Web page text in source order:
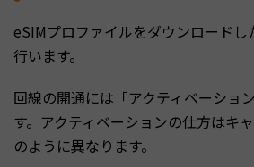
eSIMプロファイルをダウンロードし
行います。
回線の開通には「アクティベーショ
す。アクティベーションの仕方はキ
のように異なります。